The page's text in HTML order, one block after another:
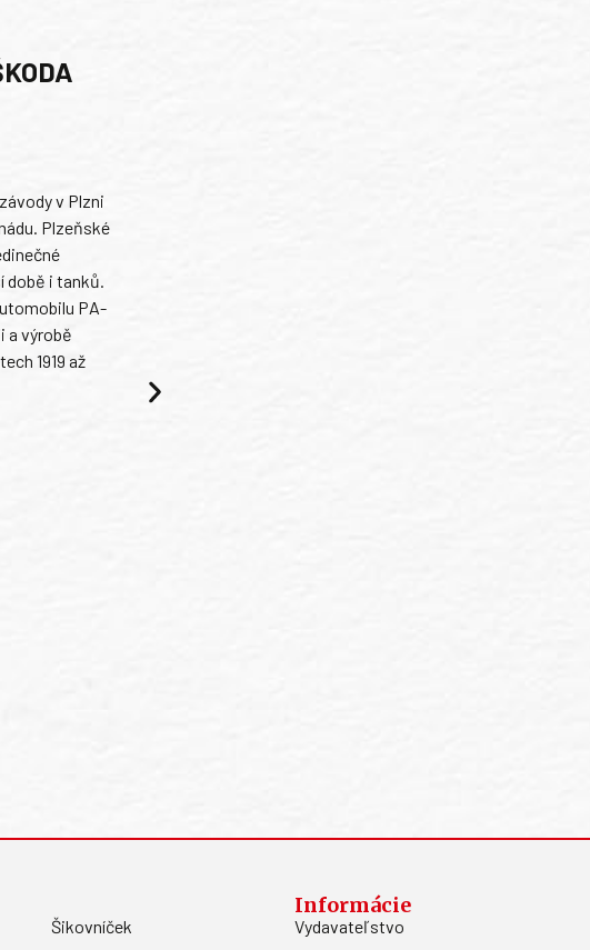
v Plzni
Plzeňské
době i tanků.
PA-
a výrobě
1919 až
Šikovníček
Informácie
Vydavateľstvo